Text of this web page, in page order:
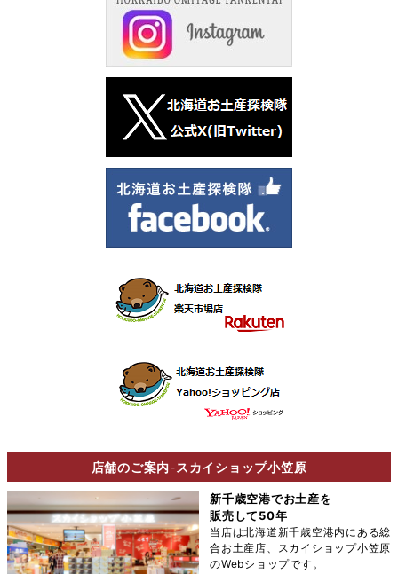
店舗のご案内-スカイショップ小笠原
新千歳空港でお土産を
販売して50年
当店は北海道新千歳空港内にある総
合お土産店、スカイショップ小笠原
のWebショップです。